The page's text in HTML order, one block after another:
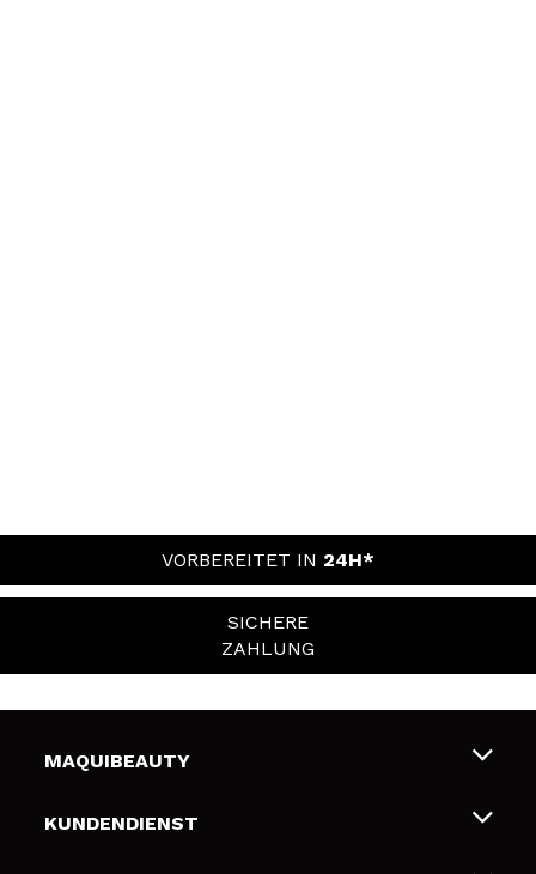
VORBEREITET IN 24H*
SICHERE
ZAHLUNG
MAQUIBEAUTY
Über uns
KUNDENDIENST